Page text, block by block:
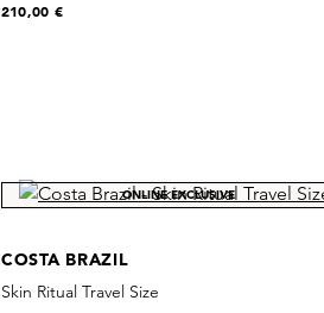
210,00 €
ONLINE EXCLUSIVE
COSTA BRAZIL
Skin Ritual Travel Size